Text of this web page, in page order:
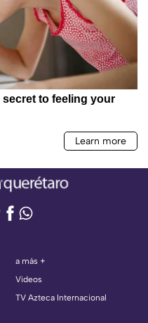
a más +
Videos
TV Azteca Internacional